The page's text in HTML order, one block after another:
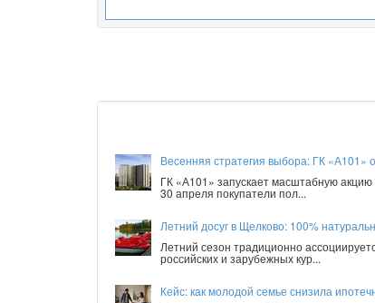
Весенняя стратегия выбора: ГК «А101»
ГК «А101» запускает масштабную
30 апреля покупатели пол...
Летний досуг в Щелково: 100%
Летний сезон традиционно
российских и зарубежных кур...
Кейс: как молодой семье снизила